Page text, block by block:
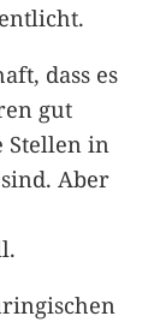
dass es
gut
Stellen in
Aber